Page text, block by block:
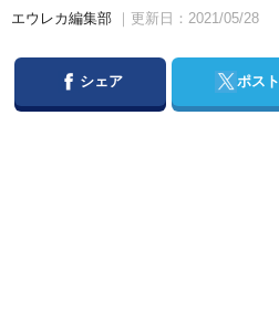
エウレカ編集部 ｜更新日：2021/05/28
Facebook
シェア Twitterポスト